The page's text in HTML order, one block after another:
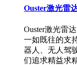
Ouster激光雷
Ouster激光雷
一如既往的支
器人、无人驾
们追求精益求